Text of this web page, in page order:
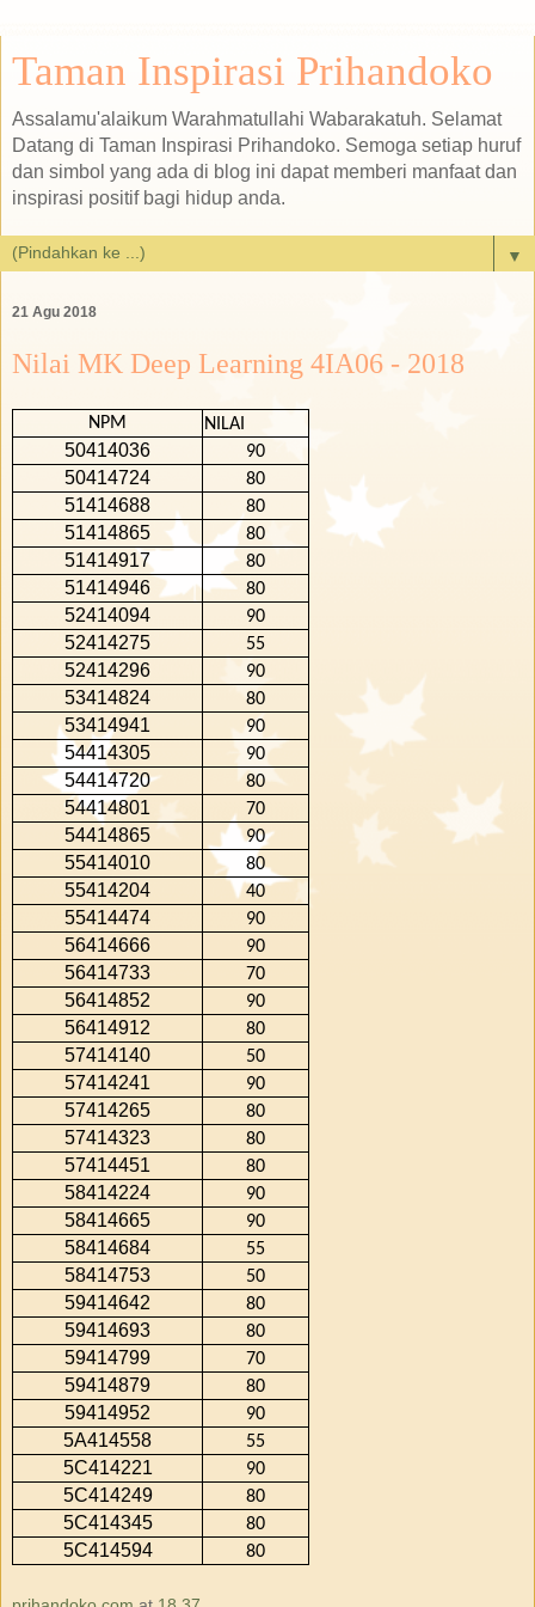
Taman Inspirasi Prihandoko
Assalamu'alaikum Warahmatullahi Wabarakatuh. Selamat
Datang di Taman Inspirasi Prihandoko. Semoga setiap huruf
dan simbol yang ada di blog ini dapat memberi manfaat dan
inspirasi positif bagi hidup anda.
▼
21 Agu 2018
Nilai MK Deep Learning 4IA06 - 2018
NPM NILAI
50414036 90
50414724 80
51414688 80
51414865 80
51414917 80
51414946 80
52414094 90
52414275 55
52414296 90
53414824 80
53414941 90
54414305 90
54414720 80
54414801 70
54414865 90
55414010 80
55414204 40
55414474 90
56414666 90
56414733 70
56414852 90
56414912 80
57414140 50
57414241 90
57414265 80
57414323 80
57414451 80
58414224 90
58414665 90
58414684 55
58414753 50
59414642 80
59414693 80
59414799 70
59414879 80
59414952 90
5A414558 55
5C414221 90
5C414249 80
5C414345 80
5C414594 80